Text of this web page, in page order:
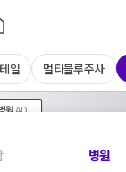
일 멀티블루주사
원AD
병원